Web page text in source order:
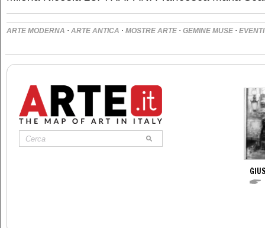
ARTE MODERNA · ARTE ANTICA · MOSTRE ARTE · GEMINE MUSE ·